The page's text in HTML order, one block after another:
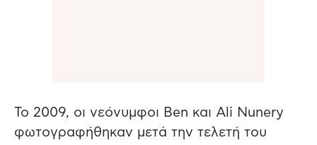
Το 2009, οι νεόνυμφοι Ben και Ali Nunery
φωτογραφήθηκαν μετά την τελετή του